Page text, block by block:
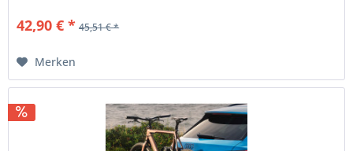
42,90 € * 45,51 € *
Merken